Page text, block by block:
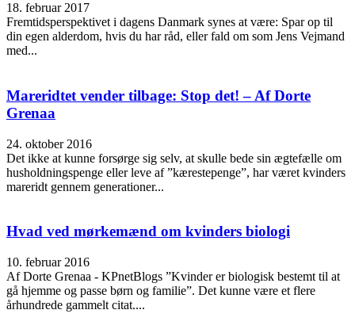
18. februar 2017
Fremtidsperspektivet i dagens Danmark synes at være: Spar op til
din egen alderdom, hvis du har råd, eller fald om som Jens Vejmand
med...
Mareridtet vender tilbage: Stop det! – Af Dorte
Grenaa
24. oktober 2016
Det ikke at kunne forsørge sig selv, at skulle bede sin ægtefælle om
husholdningspenge eller leve af ”kærestepenge”, har været kvinders
mareridt gennem generationer...
Hvad ved mørkemænd om kvinders biologi
10. februar 2016
Af Dorte Grenaa - KPnetBlogs ”Kvinder er biologisk bestemt til at
gå hjemme og passe børn og familie”. Det kunne være et flere
århundrede gammelt citat....